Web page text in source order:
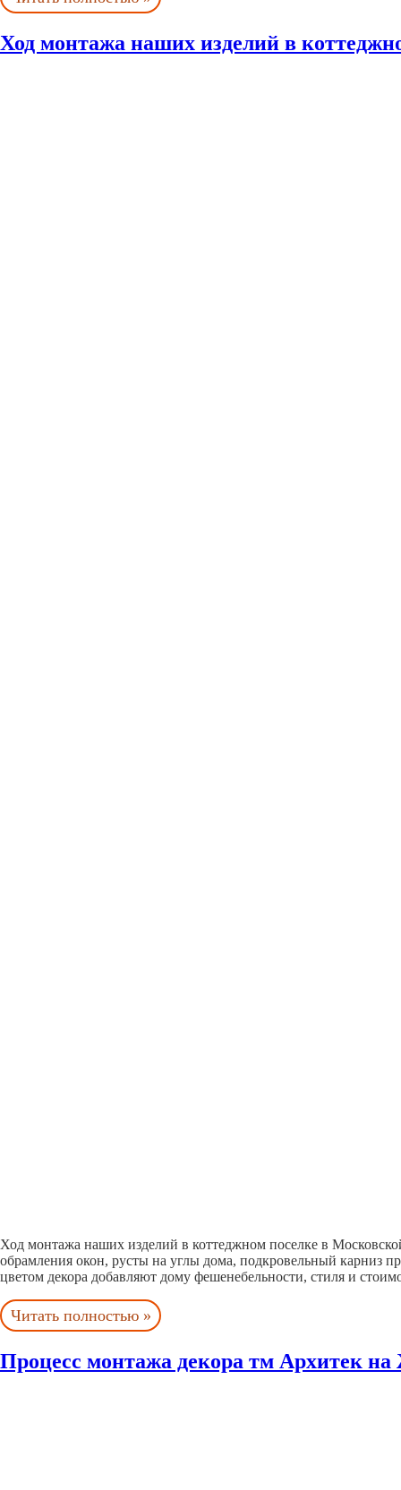
Ход монтажа наших изделий в
Ход монтажа наших изделий в коттеджном поселке в
обрамления окон, русты на углы дома, подкровельный карниз
цветом декора добавляют дому фешенебельности, стиля и
Читать полностью »
Процесс монтажа декора тм Архитек